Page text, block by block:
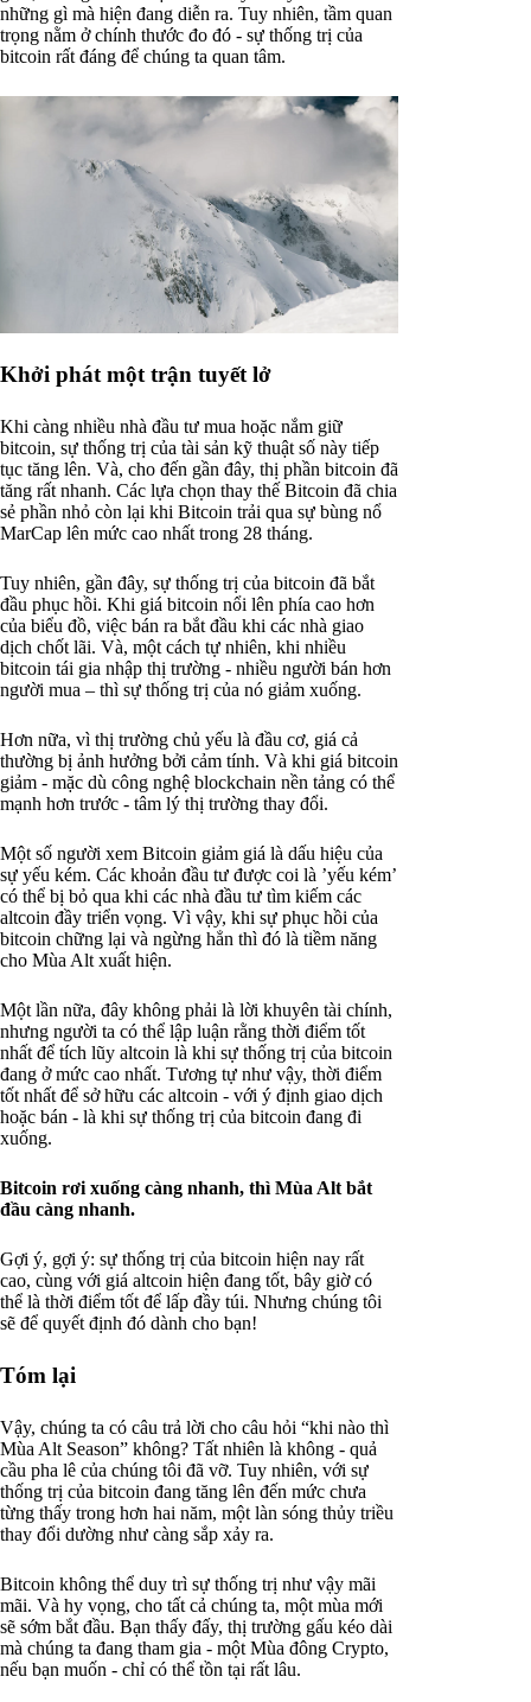
những gì mà hiện đang diễn ra. Tuy nhiên, tầm quan
trọng nằm ở chính thước đo đó - sự thống trị của
bitcoin rất đáng để chúng ta quan tâm.
Khởi phát một trận tuyết lở
Khi càng nhiều nhà đầu tư mua hoặc nắm giữ
bitcoin, sự thống trị của tài sản kỹ thuật số này tiếp
tục tăng lên. Và, cho đến gần đây, thị phần bitcoin đã
tăng rất nhanh. Các lựa chọn thay thế Bitcoin đã chia
sẻ phần nhỏ còn lại khi Bitcoin trải qua sự bùng nổ
MarCap lên mức cao nhất trong 28 tháng.
Tuy nhiên, gần đây, sự thống trị của bitcoin đã bắt
đầu phục hồi. Khi giá bitcoin nổi lên phía cao hơn
của biểu đồ, việc bán ra bắt đầu khi các nhà giao
dịch chốt lãi. Và, một cách tự nhiên, khi nhiều
bitcoin tái gia nhập thị trường - nhiều người bán hơn
người mua – thì sự thống trị của nó giảm xuống.
Hơn nữa, vì thị trường chủ yếu là đầu cơ, giá cả
thường bị ảnh hưởng bởi cảm tính. Và khi giá bitcoin
giảm - mặc dù công nghệ blockchain nền tảng có thể
mạnh hơn trước - tâm lý thị trường thay đổi.
Một số người xem Bitcoin giảm giá là dấu hiệu của
sự yếu kém. Các khoản đầu tư được coi là ’yếu kém’
có thể bị bỏ qua khi các nhà đầu tư tìm kiếm các
altcoin đầy triển vọng. Vì vậy, khi sự phục hồi của
bitcoin chững lại và ngừng hẳn thì đó là tiềm năng
cho Mùa Alt xuất hiện.
Một lần nữa, đây không phải là lời khuyên tài chính,
nhưng người ta có thể lập luận rằng thời điểm tốt
nhất để tích lũy altcoin là khi sự thống trị của bitcoin
đang ở mức cao nhất. Tương tự như vậy, thời điểm
tốt nhất để sở hữu các altcoin - với ý định giao dịch
hoặc bán - là khi sự thống trị của bitcoin đang đi
xuống.
Bitcoin rơi xuống càng nhanh, thì Mùa Alt bắt
đầu càng nhanh.
Gợi ý, gợi ý: sự thống trị của bitcoin hiện nay rất
cao, cùng với giá altcoin hiện đang tốt, bây giờ có
thể là thời điểm tốt để lấp đầy túi. Nhưng chúng tôi
sẽ để quyết định đó dành cho bạn!
Tóm lại
Vậy, chúng ta có câu trả lời cho câu hỏi “khi nào thì
Mùa Alt Season” không? Tất nhiên là không - quả
cầu pha lê của chúng tôi đã vỡ. Tuy nhiên, với sự
thống trị của bitcoin đang tăng lên đến mức chưa
từng thấy trong hơn hai năm, một làn sóng thủy triều
thay đổi dường như càng sắp xảy ra.
Bitcoin không thể duy trì sự thống trị như vậy mãi
mãi. Và hy vọng, cho tất cả chúng ta, một mùa mới
sẽ sớm bắt đầu. Bạn thấy đấy, thị trường gấu kéo dài
mà chúng ta đang tham gia - một Mùa đông Crypto,
nếu bạn muốn - chỉ có thể tồn tại rất lâu.